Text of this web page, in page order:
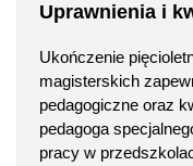
Uprawnienia i
Ukończenie
magisterskich
pedagogiczne oraz
pedagoga
pracy w